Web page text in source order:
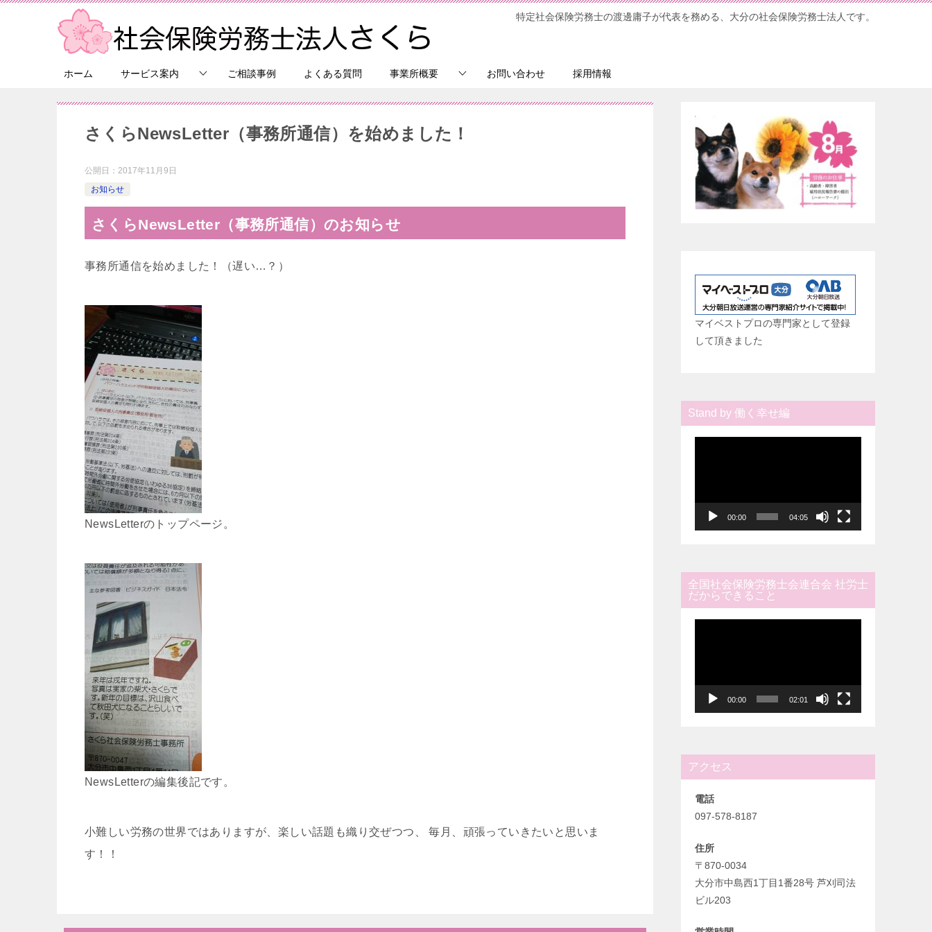
特定社会保険労務士の渡邊庸子が代表を務める、大分の社会保険労務士法人です。
ホーム サービス案内 ご相談事例 よくある質問 事業所概要 お問い合わせ 採用情報
さくらNewsLetter（事務所通信）を始めました！
公開日： 2017年11月9日
お知らせ
さくらNewsLetter（事務所通信）のお知らせ
事務所通信を始めました！（遅い…？）
NewsLetterのトップページ。
NewsLetterの編集後記です。
小難しい労務の世界ではありますが、楽しい話題も織り交ぜつつ、 毎月、頑張っていきたいと思いま
す！！
マイベストプロの専門家として登録
して頂きました
Stand by 働く幸せ編
ヤ
00:00 04:05
全国社会保険労務士会連合会 社労士
だからできること
ヤ
00:00 02:01
アクセス
電話
097-578-8187
住所
〒870-0034
大分市中島西1丁目1番28号 芦刈司法
ビル203